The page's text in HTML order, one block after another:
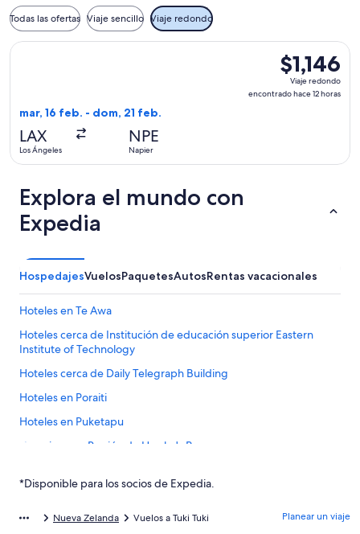
Todas las ofertas Viaje sencillo Viaje redondo
$1,146
Viaje
redondo,
$1,146
Viaje redondo
encontrado hace 12 horas
mar, 16 feb. - dom, 21 feb.
LAX
Los Ángeles
NPE
Napier
Seleccionar vuelo de Air Tahiti Nui, con salida el mar, 16
Explora el mundo con
Expedia
HospedajesVuelosPaquetesAutosRentas vacacionales
Hoteles en Te Awa
Hoteles cerca de Institución de educación superior Eastern
Institute of Technology
Hoteles cerca de Daily Telegraph Building
Hoteles en Poraiti
Hoteles en Puketapu
Campings en Región de Hawke's Bay
Hoteles cerca de viñedos en Raureka
Hoteles en Ocean Beach
*Disponible para los socios de Expedia.
Nueva Zelanda Vuelos a Tuki Tuki Planear un viaje